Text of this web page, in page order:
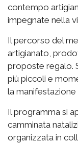
contempo
impegnate nella
Il percorso del
artigianato,
proposte regalo.
più piccoli e
la
Il programma si
camminata
organizzata in